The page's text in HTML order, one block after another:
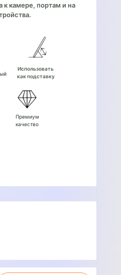
камере, портам и на
Использовать
как подставку
Премиум
качество